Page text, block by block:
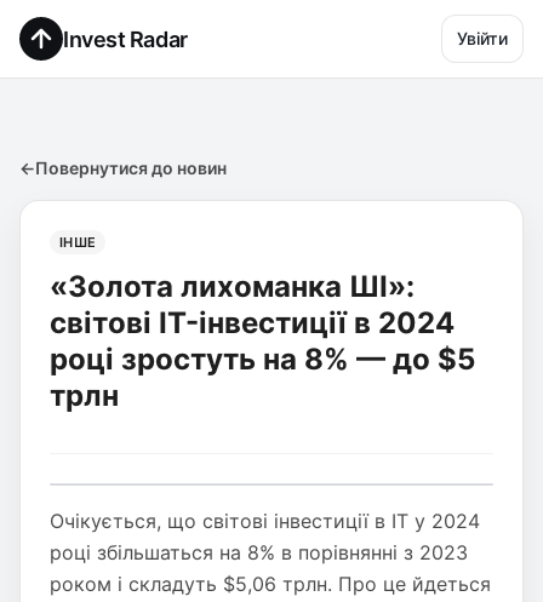
Invest Radar Увійти
←Повернутися до новин
ІНШЕ
«Золота лихоманка ШІ»:
світові IT-інвестиції в 2024
році зростуть на 8% — до $5
трлн
Очікується, що світові інвестиції в ІТ у 2024
році збільшаться на 8% в порівнянні з 2023
роком і складуть $5,06 трлн. Про це йдеться